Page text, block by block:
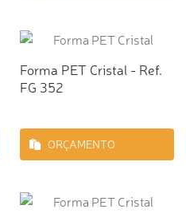
Forma PET Cristal - Ref.
FG 352
ORÇAMENTO